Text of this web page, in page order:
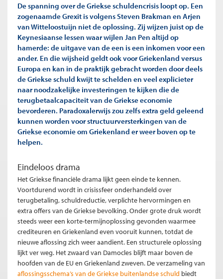
De spanning over de Griekse schuldencrisis loopt op. Een
zogenaamde Grexit is volgens Steven Brakman en Arjen
van Witteloostuijn niet de oplossing. Zij wijzen juist op de
Keynesiaanse lessen waar wijlen Jan Pen altijd op
hamerde: de uitgave van de een is een inkomen voor een
ander. En die wijsheid geldt ook voor Griekenland versus
Europa en kan in de praktijk gebracht worden door deels
de Griekse schuld kwijt te schelden en veel explicieter
naar noodzakelijke investeringen te kijken die de
terugbetaalcapaciteit van de Griekse economie
bevorderen. Paradoxalerwijs zou zelfs extra geld geleend
kunnen worden voor structuurversterkingen van de
Griekse economie om Griekenland er weer boven op te
helpen.
Eindeloos drama
Het Griekse financiële drama lijkt geen einde te kennen.
Voortdurend wordt in crisissfeer onderhandeld over
terugbetaling, schuldreductie, verplichte hervormingen en
extra offers van de Griekse bevolking. Onder grote druk wordt
steeds weer een korte-termijnoplossing gevonden waarmee
crediteuren en Griekenland even vooruit kunnen, totdat de
nieuwe aflossing zich weer aandient. Een structurele oplossing
lijkt ver weg. Het zwaard van Damocles blijft maar boven de
hoofden van de EU en Griekenland zweven. De verzameling van
aflossingsschema’s van de Griekse buitenlandse schuld biedt